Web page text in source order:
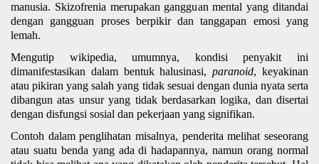
manusia. Skizofrenia merupakan gangguan mental yang ditandai
dengan gangguan proses berpikir dan tanggapan emosi yang
lemah.
Mengutip wikipedia, umumnya, kondisi penyakit ini
dimanifestasikan dalam bentuk halusinasi, paranoid, keyakinan
atau pikiran yang salah yang tidak sesuai dengan dunia nyata serta
dibangun atas unsur yang tidak berdasarkan logika, dan disertai
dengan disfungsi sosial dan pekerjaan yang signifikan.
Contoh dalam penglihatan misalnya, penderita melihat seseorang
atau suatu benda yang ada di hadapannya, namun orang normal